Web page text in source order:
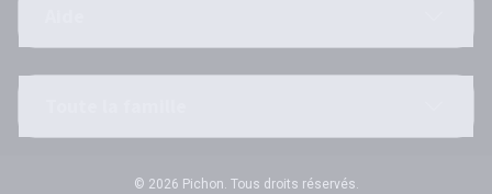
© 2026 Pichon. Tous droits réservés.